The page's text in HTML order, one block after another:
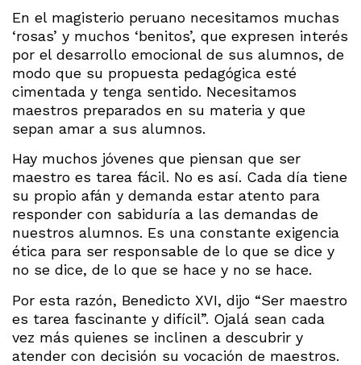
En el magisterio peruano necesitamos muchas
‘rosas’ y muchos ‘benitos’, que expresen interés
por el desarrollo emocional de sus alumnos, de
modo que su propuesta pedagógica esté
cimentada y tenga sentido. Necesitamos
maestros preparados en su materia y que
sepan amar a sus alumnos.
Hay muchos jóvenes que piensan que ser
maestro es tarea fácil. No es así. Cada día tiene
su propio afán y demanda estar atento para
responder con sabiduría a las demandas de
nuestros alumnos. Es una constante exigencia
ética para ser responsable de lo que se dice y
no se dice, de lo que se hace y no se hace.
Por esta razón, Benedicto XVI, dijo “Ser maestro
es tarea fascinante y difícil”. Ojalá sean cada
vez más quienes se inclinen a descubrir y
atender con decisión su vocación de maestros.